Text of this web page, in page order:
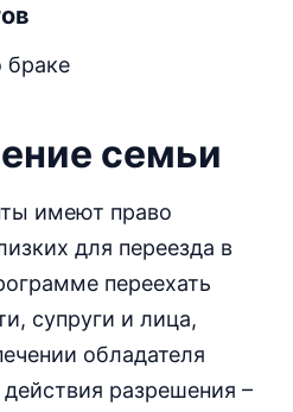
браке
семьи
имеют право
для переезда в
переехать
супруги и лица,
обладателя
разрешения –